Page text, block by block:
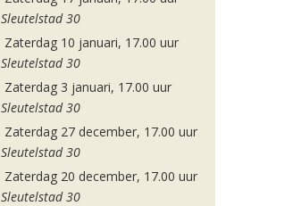
Sleutelstad 30
Zaterdag 10 januari, 17.00 uur
Sleutelstad 30
Zaterdag 3 januari, 17.00 uur
Sleutelstad 30
Zaterdag 27 december, 17.00 uur
Sleutelstad 30
Zaterdag 20 december, 17.00 uur
Sleutelstad 30